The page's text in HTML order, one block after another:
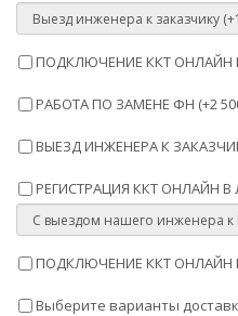
ПОДКЛЮЧЕНИЕ ККТ ОНЛАЙН
РАБОТА ПО ЗАМЕНЕ ФН (+2
ВЫЕЗД ИНЖЕНЕРА К
РЕГИСТРАЦИЯ ККТ ОНЛАЙН
ПОДКЛЮЧЕНИЕ ККТ ОНЛАЙН
Выберите варианты